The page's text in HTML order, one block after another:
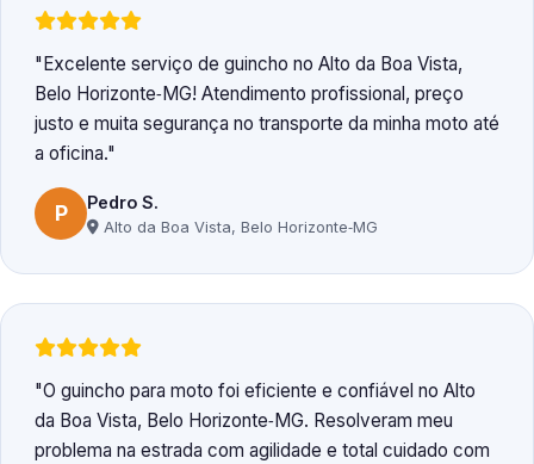
Excelente serviço de guincho no Alto da Boa Vista,
Belo Horizonte‑MG! Atendimento profissional, preço
justo e muita segurança no transporte da minha moto até
a oficina.
P Pedro S.
Alto da Boa Vista, Belo Horizonte‑MG
O guincho para moto foi eficiente e confiável no Alto
da Boa Vista, Belo Horizonte‑MG. Resolveram meu
problema na estrada com agilidade e total cuidado com